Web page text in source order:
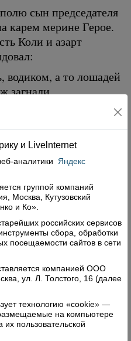
сын председателя
карем мерине Герое.
Коли и азарт
водиком, а то лошадей
загнали.
потише.
на празднике,
Клюшка
спинам отхожу.
ту не слезти, а
и Livelnternet
аналитики
Яндекс
группой компаний
Москва, Кутузовский
и Ко».
российских сервисов
сбора, обработки
посещаемости сайтов в сети
компанией ООО
ул. Л. Толстого, 16 (далее
технологию «cookie» —
на компьютере
пользовательской